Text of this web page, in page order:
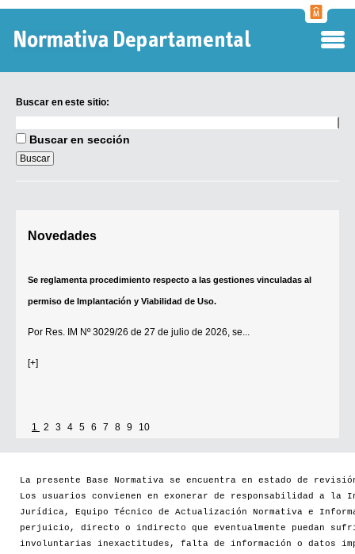
Buscar en este sitio:
en
sitio:
Buscar en sección
Novedades
Se reglamenta procedimiento respecto a las gestiones vinculadas al
permiso de Implantación y Viabilidad de Uso.
Por Res. IM Nº 3029/26 de 27 de julio de 2026, se...
[+]
Se establece que estarán exonerados del pago de tasas y sellados los
Por...
[+]
1 2 3 4 5 6 7 8 9 10
La presente Base Normativa se encuentra en estado de
Los usuarios convienen en exonerar de responsabilidad a la
Jurídica, Equipo Técnico de Actualización Normativa e
perjuicio, directo o indirecto que eventualmente puedan
involuntarias inexactitudes, falta de información o datos